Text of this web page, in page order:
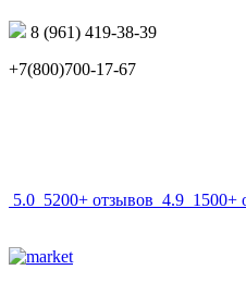
8 (961) 419-38-39
+7(800)700-17-67
5.0 5200+ отзывов 4.9 1500+